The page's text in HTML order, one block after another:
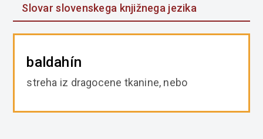
Slovar slovenskega knjižnega jezika
baldahín
streha iz dragocene tkanine, nebo